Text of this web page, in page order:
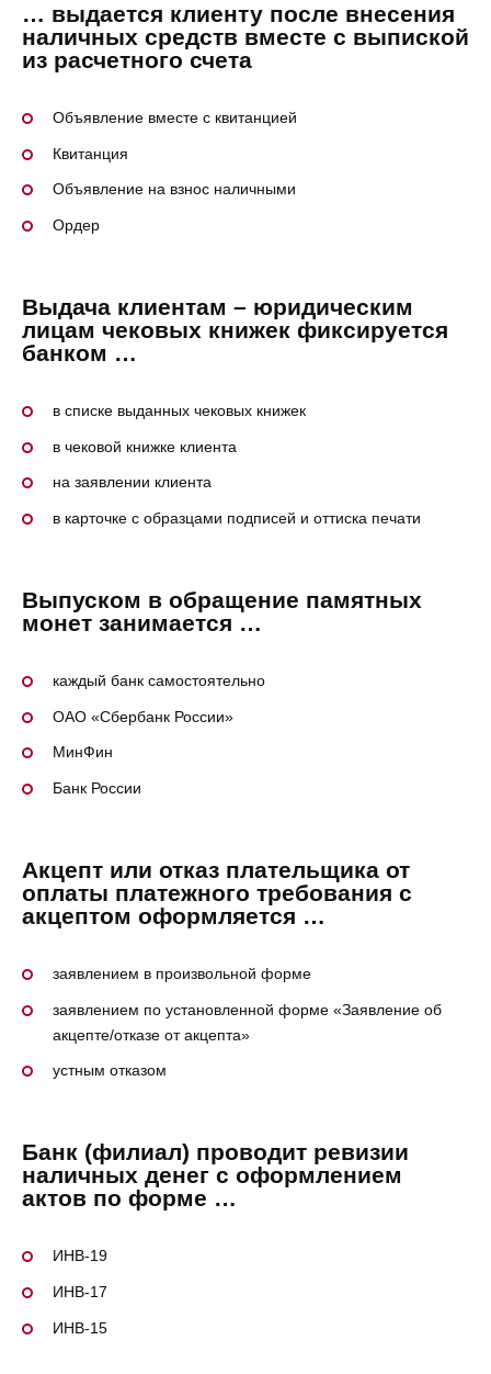
… выдается клиенту после внесения
наличных средств вместе с выпиской
из расчетного счета
Объявление вместе с квитанцией
Квитанция
Объявление на взнос наличными
Ордер
Bыдача клиентам – юридическим
лицам чековых книжек фиксируется
банком …
в списке выданных чековых книжек
в чековой книжке клиента
на заявлении клиента
в карточке с образцами подписей и оттиска печати
Bыпуском в обращение памятных
монет занимается …
каждый банк самостоятельно
ОАО «Сбербанк России»
МинФин
Банк России
Акцепт или отказ плательщика от
оплаты платежного требования с
акцептом оформляется …
заявлением в произвольной форме
заявлением по установленной форме «Заявление об
акцепте/отказе от акцепта»
устным отказом
Банк (филиал) проводит ревизии
наличных денег с оформлением
актов по форме …
ИНВ-19
ИНВ-17
ИНВ-15